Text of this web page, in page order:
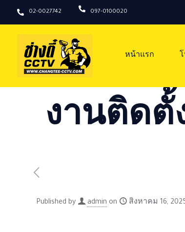
02-0027742 097-0100020
หน้าแรก
งานติดตั้
Published by admin on สิงหาคม 16,